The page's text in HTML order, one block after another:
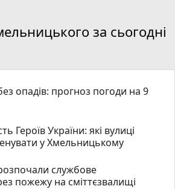
за сьогодні
опадів: прогноз погоди на 9
Героїв України: які вулиці
у Хмельницькому
службове
пожежу на сміттєзвалищі